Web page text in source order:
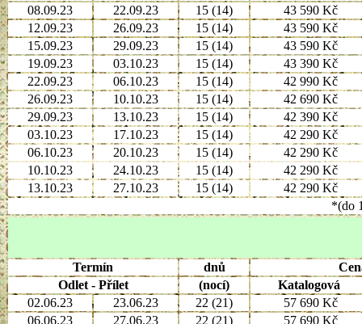
08.09.23
22.09.23 15 (14)
43 590 Kč
12.09.23
26.09.23 15 (14)
43 590 Kč
15.09.23
29.09.23 15 (14)
43 590 Kč
19.09.23
03.10.23 15 (14)
43 390 Kč
22.09.23
06.10.23 15 (14)
42 990 Kč
26.09.23
10.10.23 15 (14)
42 690 Kč
29.09.23
13.10.23 15 (14)
42 390 Kč
03.10.23
17.10.23 15 (14)
42 290 Kč
06.10.23
20.10.23 15 (14)
42 290 Kč
10.10.23
24.10.23 15 (14)
42 290 Kč
13.10.23
27.10.23 15 (14)
42 290 Kč
*(do
Termín dnů
Odlet - Přílet
(nocí)
Katalogová
02.06.23
23.06.23 22 (21)
57 690 Kč
06.06.23
27.06.23 22 (21)
57 690 Kč